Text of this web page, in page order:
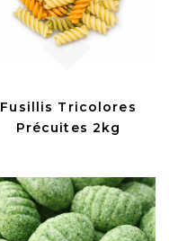
Fusillis Tricolores
Précuites 2kg